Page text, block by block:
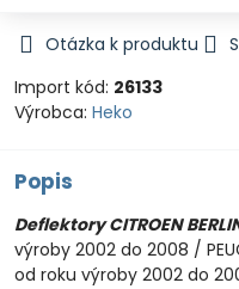
Otázka k produktu
Import kód: 26133
Výrobca: Heko
Popis
Deflektory CITROEN
výroby 2002 do 2008 /
od roku výroby 2002 do